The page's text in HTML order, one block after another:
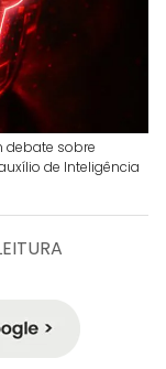
debate sobre
de Inteligência